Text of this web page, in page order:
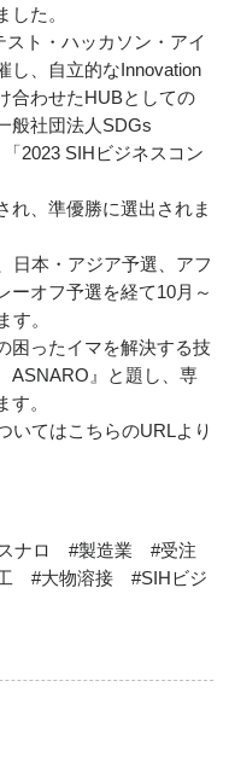
た。
ト・ハッカソン・アイ
し、自立的なInnovation
合わせたHUBとしての
般社団法人SDGs
2023 SIHビジネスコン
れ、準優勝に選出されま
日本・アジア予選、アフ
ーオフ予選を経て10月～
す。
困ったイマを解決する技
ASNARO』と題し、専
。
いてはこちらのURLより
ナロ #製造業 #受注
#大物溶接 #SIHビジ